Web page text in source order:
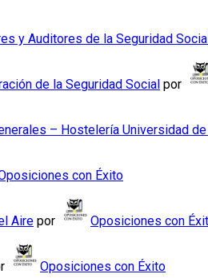
y Auditores de la Seguridad
de la Seguridad Social por
– Hostelería Universidad de
con Éxito
Aire por Oposiciones con
Oposiciones con Éxito